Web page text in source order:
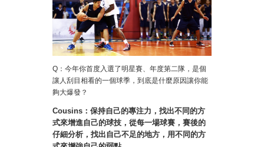
Q：今年你首度入選了明星賽、年度第二隊，是個
讓人刮目相看的一個球季，到底是什麼原因讓你能
夠大爆發？
Cousins：保持自己的專注力，找出不同的方
式來增進自己的球技，從每一場球賽，賽後的
仔細分析，找出自己不足的地方，用不同的方